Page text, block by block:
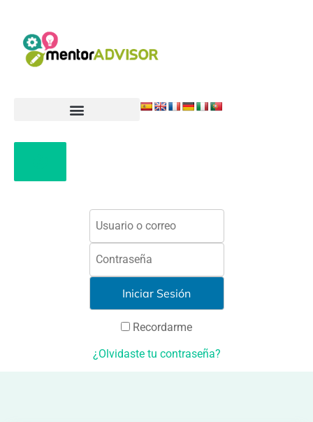
Recordarme
¿Olvidaste tu contraseña?